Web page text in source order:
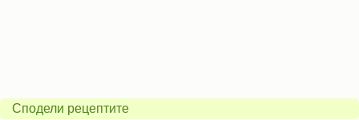
Сподели рецептите